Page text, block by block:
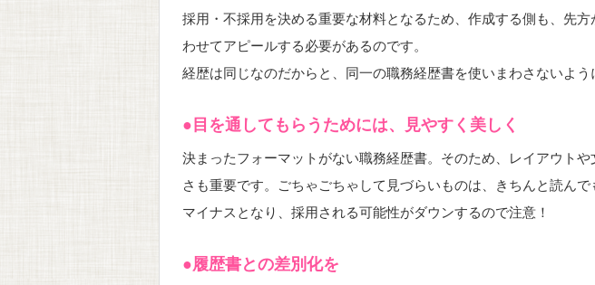
採用・不採用を決める重要な材料となるため、作成する側も、先
わせてアピールする必要があるのです。
経歴は同じなのだからと、同一の職務経歴書を使いまわさないよう
●目を通してもらうためには、見やすく美しく
決まったフォーマットがない職務経歴書。そのため、レイアウト
さも重要です。ごちゃごちゃして見づらいものは、きちんと読ん
マイナスとなり、採用される可能性がダウンするので注意！
●履歴書との差別化を